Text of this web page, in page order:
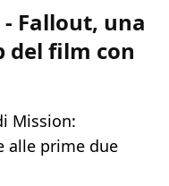
Fallout, una
del film con
Mission:
alle prime due